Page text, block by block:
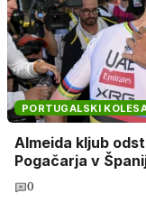
PORTUGALSKI
Almeida kljub
Pogačarja v
0